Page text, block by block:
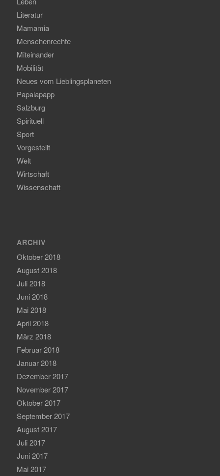
Literatur
Mamamia
Menschenrechte
Miteinander
Mobilität
Neues vom Lieblingsplaneten
Papalapapp
Salzburg
Spirituell
Sport
Vorgestellt
Welt
Wirtschaft
Wissenschaft
ARCHIV
Oktober 2018
August 2018
Juli 2018
Juni 2018
Mai 2018
April 2018
März 2018
Februar 2018
Januar 2018
Dezember 2017
November 2017
Oktober 2017
September 2017
August 2017
Juli 2017
Juni 2017
Mai 2017